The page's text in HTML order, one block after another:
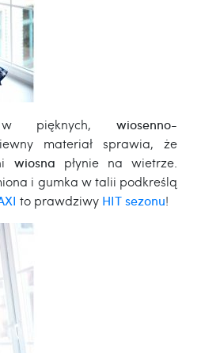
pięknych, wiosenno-
materiał sprawia, że
wiosna płynie na wietrze.
i gumka w talii podkreślą
to prawdziwy HIT sezonu!